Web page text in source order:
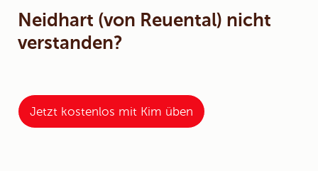
Neidhart (von Reuental) nicht
verstanden?
Jetzt kostenlos mit Kim üben